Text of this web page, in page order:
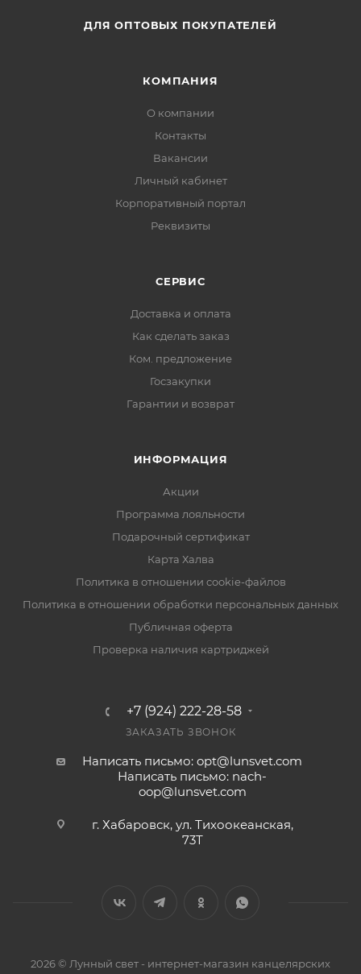
ДЛЯ ОПТОВЫХ ПОКУПАТЕЛЕЙ
КОМПАНИЯ
О компании
Контакты
Вакансии
Личный кабинет
Корпоративный портал
Реквизиты
СЕРВИС
Доставка и оплата
Как сделать заказ
Ком. предложение
Госзакупки
Гарантии и возврат
ИНФОРМАЦИЯ
Акции
Программа лояльности
Подарочный сертификат
Карта Халва
Политика в отношении cookie-файлов
Политика в отношении обработки персональных данных
Публичная оферта
Проверка наличия картриджей
+7 (924) 222-28-58
ЗАКАЗАТЬ ЗВОНОК
Написать письмо: opt@lunsvet.com
Написать письмо: nach-
oop@lunsvet.com
г. Хабаровск, ул. Тихоокеанская,
73Т
2026 © Лунный свет - интернет-магазин канцелярских